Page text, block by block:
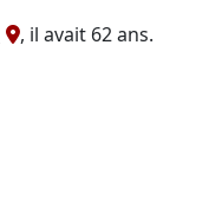
, il avait 62 ans.